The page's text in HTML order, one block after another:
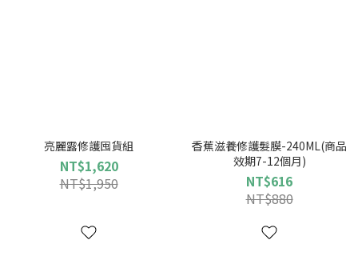
亮麗露修護囤貨組
NT$1,620
NT$1,950
香蕉滋養修護髮膜-240ML(商品
效期7-12個月)
NT$616
NT$880